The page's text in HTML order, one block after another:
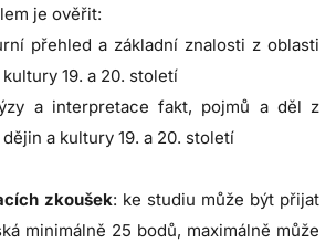
je ověřit:
přehled a základní znalosti z oblasti
19. a 20. století
a interpretace fakt, pojmů a děl z
a kultury 19. a 20. století
zkoušek: ke studiu může být přijat
minimálně 25 bodů, maximálně může